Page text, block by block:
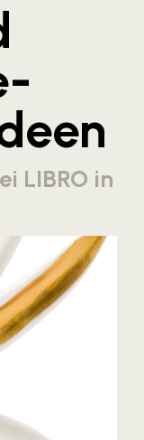
Salzburg
LIBRO in